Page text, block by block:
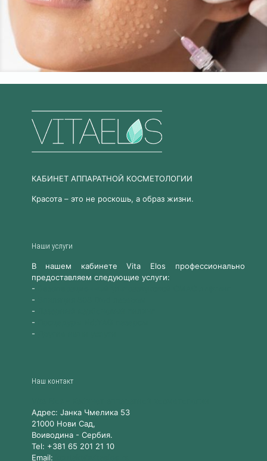
КАБИНЕТ АППАРАТНОЙ КОСМЕТОЛОГИИ
Красота – это не роскошь, а образ жизни.
Наши услуги
В нашем кабинете Vita Elos профессионально
предоставляем следующие услуги:
-
-
-
-
-
Наш контакт
Адрес: Jанка Чмелика 53
21000 Нови Сад,
Воиводина - Сербия.
Tel: +381 65 201 21 10
Email: